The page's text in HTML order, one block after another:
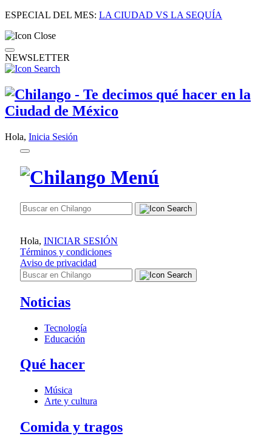
ESPECIAL DEL MES: LA CIUDAD VS LA SEQUÍA
NEWSLETTER
Hola, Inicia Sesión
Hola, INICIAR SESIÓN
Términos y condiciones
Aviso de privacidad
Noticias
Tecnología
Educación
Qué hacer
Música
Arte y cultura
Comida y tragos